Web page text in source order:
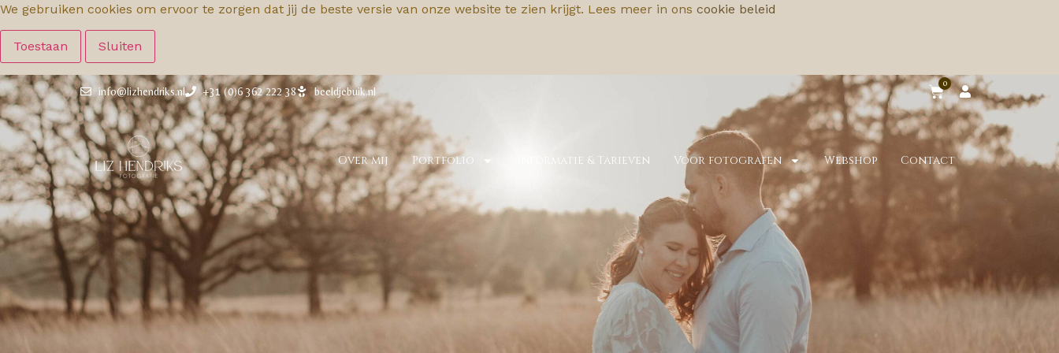
We gebruiken cookies om ervoor te zorgen dat jij de beste versie van onze website te zien krijgt. Lees meer in ons cookie beleid
Toestaan Sluiten
info@lizhendriks.nl +31 (0)6 362 222 38 beeldjebuik.nl
0
Over mij Portfolio Informatie & Tarieven Voor fotografen Webshop Contact